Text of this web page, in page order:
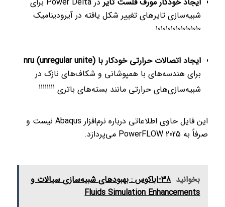
شبیه‌سازی تایرهای تغییر شکل یافته در آیرودینامیک
101010101010101010
ایجاد اتصالات حرارتی خودکار با nru (unregular unite)
برای هندسه‌های با همپوشانی و شکاف‌های نازک در
شبیه‌سازی‌های حرارتی مانند بسته‌های باتری
11111111
این فایل حاوی اطلاعاتی درباره نرم‌افزار Abaqus نیست و
صرفاً به PowerFLOW 2025 می‌پردازد.
بخوانید
38-اباکوس : بهبودهای شبیه‌سازی سیالات و
Fluids Simulation Enhancements